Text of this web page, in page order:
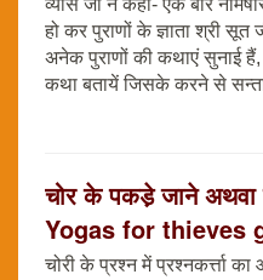
व्यास जी ने कहा- एक बार
हो कर पुराणों के ज्ञाता श्री
अनेक पुराणों की कथाएं सुनाई
कथा बतायें जिसके करने से
चोर के पकडे़ जाने
Yogas for thieves
चोरी के प्रश्न में प्रश्नकर्त्ता